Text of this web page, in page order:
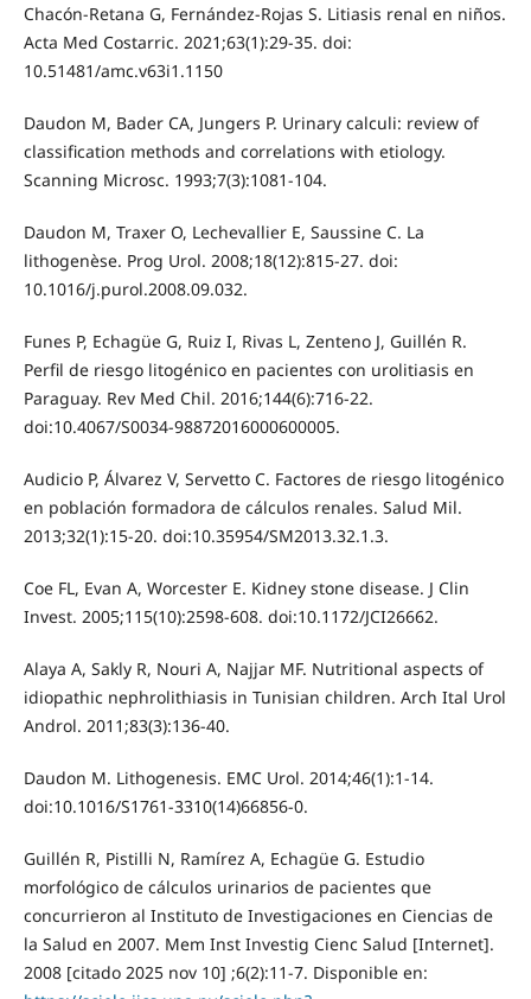
Chacón-Retana G, Fernández-Rojas S. Litiasis renal en niños.
Acta Med Costarric. 2021;63(1):29-35. doi:
10.51481/amc.v63i1.1150
Daudon M, Bader CA, Jungers P. Urinary calculi: review of
classification methods and correlations with etiology.
Scanning Microsc. 1993;7(3):1081-104.
Daudon M, Traxer O, Lechevallier E, Saussine C. La
lithogenèse. Prog Urol. 2008;18(12):815-27. doi:
10.1016/j.purol.2008.09.032.
Funes P, Echagüe G, Ruiz I, Rivas L, Zenteno J, Guillén R.
Perfil de riesgo litogénico en pacientes con urolitiasis en
Paraguay. Rev Med Chil. 2016;144(6):716-22.
doi:10.4067/S0034-98872016000600005.
Audicio P, Álvarez V, Servetto C. Factores de riesgo litogénico
en población formadora de cálculos renales. Salud Mil.
2013;32(1):15-20. doi:10.35954/SM2013.32.1.3.
Coe FL, Evan A, Worcester E. Kidney stone disease. J Clin
Invest. 2005;115(10):2598-608. doi:10.1172/JCI26662.
Alaya A, Sakly R, Nouri A, Najjar MF. Nutritional aspects of
idiopathic nephrolithiasis in Tunisian children. Arch Ital Urol
Androl. 2011;83(3):136-40.
Daudon M. Lithogenesis. EMC Urol. 2014;46(1):1-14.
doi:10.1016/S1761-3310(14)66856-0.
Guillén R, Pistilli N, Ramírez A, Echagüe G. Estudio
morfológico de cálculos urinarios de pacientes que
concurrieron al Instituto de Investigaciones en Ciencias de
la Salud en 2007. Mem Inst Investig Cienc Salud [Internet].
2008 [citado 2025 nov 10] ;6(2):11-7. Disponible en: